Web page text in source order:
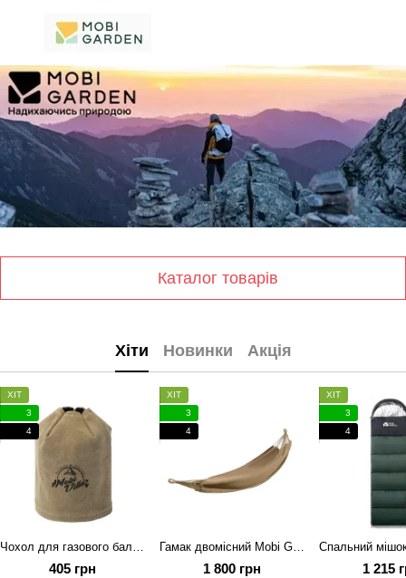
Каталог товарів
Хіти Новинки Акція
ХІТ
3
4
Чохол для газового балона Mobi Garden Gas сover 450г NX21671046 khaki
405 грн
ХІТ
3
4
Гамак двомісний Mobi Garden Dream NX23681007 khaki
1 800 грн
ХІТ
3
4
1 215